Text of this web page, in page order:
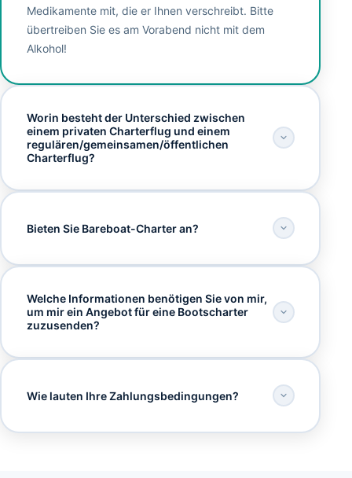
Medikamente mit, die er Ihnen verschreibt. Bitte
übertreiben Sie es am Vorabend nicht mit dem
Alkohol!
Worin besteht der Unterschied zwischen
einem privaten Charterflug und einem
regulären/gemeinsamen/öffentlichen
Charterflug?
Bieten Sie Bareboat-Charter an?
Welche Informationen benötigen Sie von mir,
um mir ein Angebot für eine Bootscharter
zuzusenden?
Wie lauten Ihre Zahlungsbedingungen?